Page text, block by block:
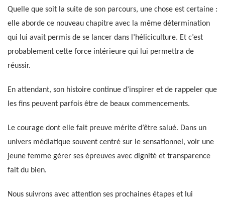
Quelle que soit la suite de son parcours, une chose est certaine :
elle aborde ce nouveau chapitre avec la même détermination
qui lui avait permis de se lancer dans l’héliciculture. Et c’est
probablement cette force intérieure qui lui permettra de
réussir.
En attendant, son histoire continue d’inspirer et de rappeler que
les fins peuvent parfois être de beaux commencements.
Le courage dont elle fait preuve mérite d’être salué. Dans un
univers médiatique souvent centré sur le sensationnel, voir une
jeune femme gérer ses épreuves avec dignité et transparence
fait du bien.
Nous suivrons avec attention ses prochaines étapes et lui